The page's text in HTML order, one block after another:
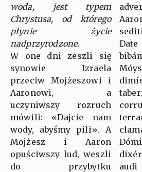
woda, jest typem
Chrystusa, od którego
płynie życie
nadprzyrodzone.
W one dni zeszli się
synowie Izraela
przeciw Mojżeszowi i
Aaronowi, a
uczyniwszy rozruch
mówili: «Dajcie nam
wody, abyśmy pili». A
Mojżesz i Aaron
opuściwszy lud, weszli
do przybytku